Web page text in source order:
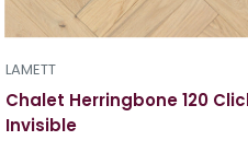
LAMETT
Chalet Herringbone 120
Invisible